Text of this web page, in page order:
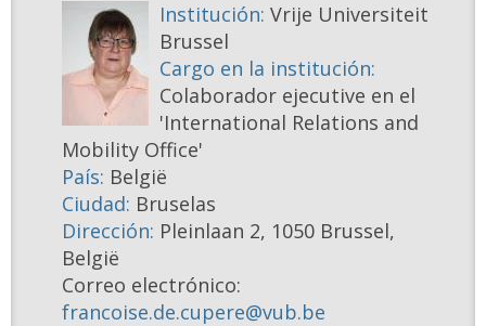
Institución: Vrije Universiteit
Brussel
Cargo en la institución:
Colaborador ejecutive en el
'International Relations and
Mobility Office'
País: België
Ciudad: Bruselas
Dirección: Pleinlaan 2, 1050 Brussel,
België
Correo electrónico:
francoise.de.cupere@vub.be